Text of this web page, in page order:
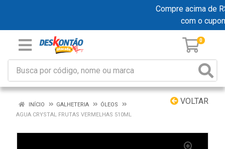
Compre acima de
com o
0
VOLTAR
INÍCIO GALHETERIA
ÓLEOS
AGUA CRYSTAL FRUTAS VERMELHAS 510ML